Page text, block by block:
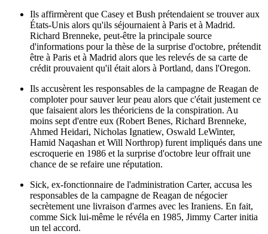
Ils affirmèrent que Casey et Bush prétendaient se trouver aux
États-Unis alors qu'ils séjournaient à Paris et à Madrid.
Richard Brenneke, peut-être la principale source
d'informations pour la thèse de la surprise d'octobre, prétendit
être à Paris et à Madrid alors que les relevés de sa carte de
crédit prouvaient qu'il était alors à Portland, dans l'Oregon.
Ils accusèrent les responsables de la campagne de Reagan de
comploter pour sauver leur peau alors que c'était justement ce
que faisaient alors les théoriciens de la conspiration. Au
moins sept d'entre eux (Robert Benes, Richard Brenneke,
Ahmed Heidari, Nicholas Ignatiew, Oswald LeWinter,
Hamid Naqashan et Will Northrop) furent impliqués dans une
escroquerie en 1986 et la surprise d'octobre leur offrait une
chance de se refaire une réputation.
Sick, ex-fonctionnaire de l'administration Carter, accusa les
responsables de la campagne de Reagan de négocier
secrètement une livraison d'armes avec les Iraniens. En fait,
comme Sick lui-même le révéla en 1985, Jimmy Carter initia
un tel accord.